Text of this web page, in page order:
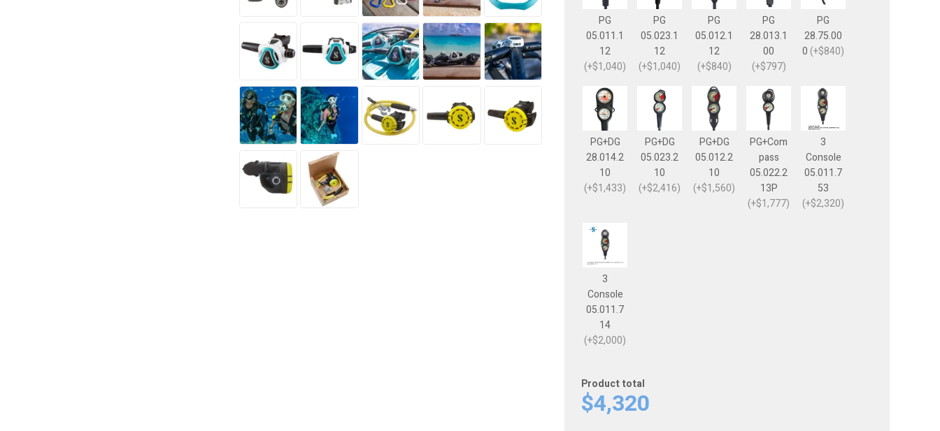
PG
05.011.1
12
(+$1,040)
PG
05.023.1
12
(+$1,040)
PG
05.012.1
12
(+$840)
PG
28.013.1
00
(+$797)
PG
28.75.00
0 (+$840)
PG+DG
28.014.2
10
(+$1,433)
PG+DG
05.023.2
10
(+$2,416)
PG+DG
05.012.2
10
(+$1,560)
PG+Com
pass
05.022.2
13P
(+$1,777)
3
Console
05.011.7
53
(+$2,320)
3
Console
05.011.7
14
(+$2,000)
Product total
$4,320